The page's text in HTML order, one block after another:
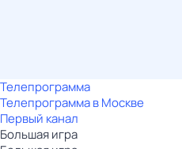
Телепрограмма
Телепрограмма в Москве
Первый канал
Большая игра